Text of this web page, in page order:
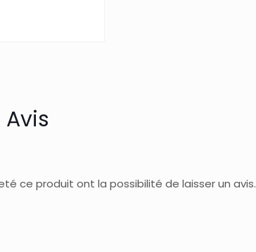
Avis
ce produit ont la possibilité de laisser un avis.